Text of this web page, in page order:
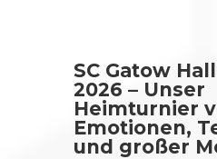
SC Gatow
2026 – Unser
Heimturnier
Emotionen,
und großer